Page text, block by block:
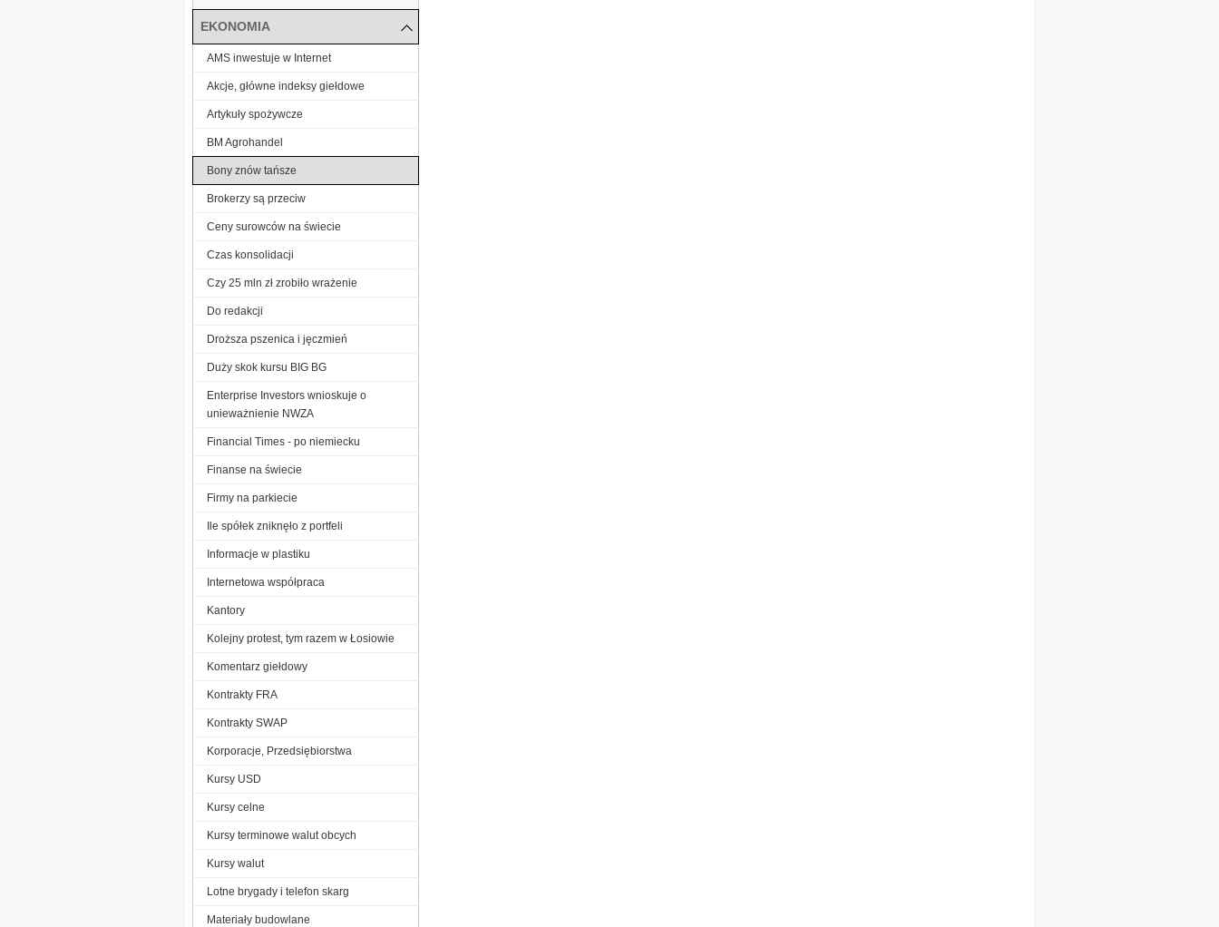
EKONOMIA
AMS inwestuje w Internet
Akcje, główne indeksy giełdowe
Artykuły spożywcze
BM Agrohandel
Bony znów tańsze
Brokerzy są przeciw
Ceny surowców na świecie
Czas konsolidacji
Czy 25 mln zł zrobiło wrażenie
Do redakcji
Droższa pszenica i jęczmień
Duży skok kursu BIG BG
Enterprise Investors wnioskuje o
unieważnienie NWZA
Financial Times - po niemiecku
Finanse na świecie
Firmy na parkiecie
Ile spółek zniknęło z portfeli
Informacje w plastiku
Internetowa współpraca
Kantory
Kolejny protest, tym razem w Łosiowie
Komentarz giełdowy
Kontrakty FRA
Kontrakty SWAP
Korporacje, Przedsiębiorstwa
Kursy USD
Kursy celne
Kursy terminowe walut obcych
Kursy walut
Lotne brygady i telefon skarg
Materiały budowlane